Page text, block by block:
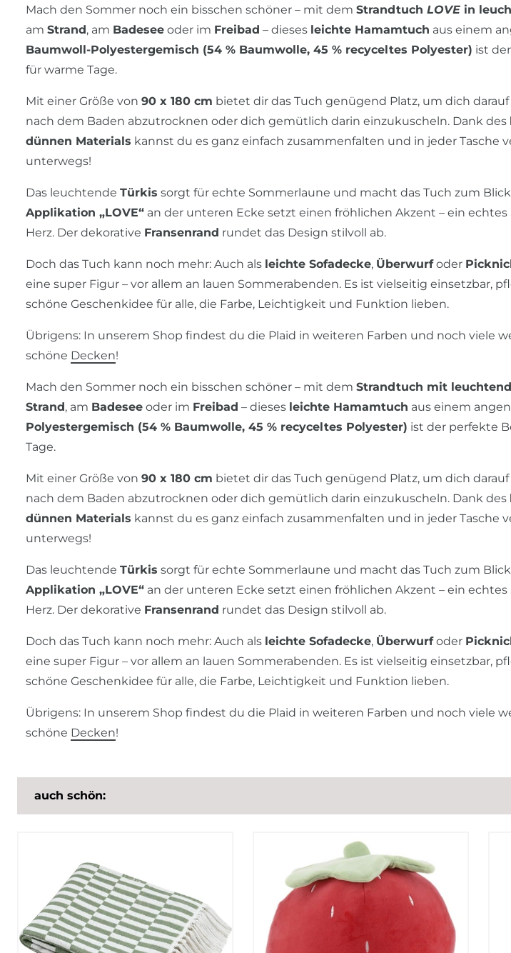
Mach den Sommer noch ein bisschen schöner – mit dem Strandtuch LOVE in
am Strand , am Badesee oder im Freibad – dieses leichte Hamamtuch aus einem
Baumwoll-Polyestergemisch (54 % Baumwolle, 45 % recyceltes Polyester) ist
für warme Tage.
Mit einer Größe von 90 x 180 cm bietet dir das Tuch genügend Platz, um dich
nach dem Baden abzutrocknen oder dich gemütlich darin einzukuscheln. Dank des
dünnen Materials kannst du es ganz einfach zusammenfalten und in jeder Tasche
unterwegs!
Das leuchtende Türkis sorgt für echte Sommerlaune und macht das Tuch zum
Applikation „LOVE“ an der unteren Ecke setzt einen fröhlichen Akzent – ein
Herz. Der dekorative Fransenrand rundet das Design stilvoll ab.
Doch das Tuch kann noch mehr: Auch als leichte Sofadecke, Überwurfoder
eine super Figur – vor allem an lauen Sommerabenden. Es ist vielseitig einsetzbar,
schöne Geschenkidee für alle, die Farbe, Leichtigkeit und Funktion lieben.
Übrigens: In unserem Shop findest du die Plaid in weiteren Farben und noch viele
schöne Decken!
Mach den Sommer noch ein bisschen schöner – mit dem Strandtuch mit
Strand , am Badesee oder im Freibad – dieses leichte Hamamtuch aus einem
Polyestergemisch (54 % Baumwolle, 45 % recyceltes Polyester) ist der perfekte
Tage.
Mit einer Größe von 90 x 180 cm bietet dir das Tuch genügend Platz, um dich
nach dem Baden abzutrocknen oder dich gemütlich darin einzukuscheln. Dank des
dünnen Materials kannst du es ganz einfach zusammenfalten und in jeder Tasche
unterwegs!
Das leuchtende Türkis sorgt für echte Sommerlaune und macht das Tuch zum
Applikation „LOVE“ an der unteren Ecke setzt einen fröhlichen Akzent – ein
Herz. Der dekorative Fransenrand rundet das Design stilvoll ab.
Doch das Tuch kann noch mehr: Auch als leichte Sofadecke, Überwurfoder
eine super Figur – vor allem an lauen Sommerabenden. Es ist vielseitig einsetzbar,
schöne Geschenkidee für alle, die Farbe, Leichtigkeit und Funktion lieben.
Übrigens: In unserem Shop findest du die Plaid in weiteren Farben und noch viele
schöne Decken!
auch schön: